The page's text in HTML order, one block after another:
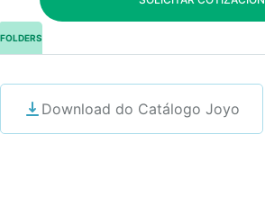
FOLDERS
Download do Catálogo Joyo